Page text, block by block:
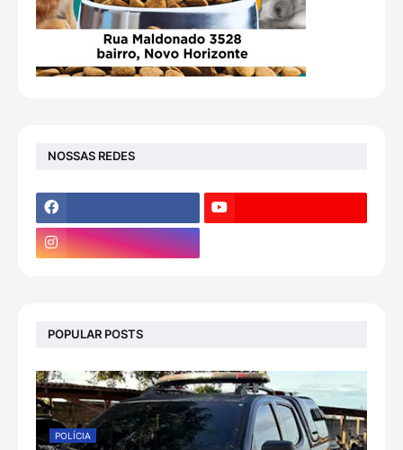
NOSSAS REDES
POPULAR POSTS
POLÍCIA